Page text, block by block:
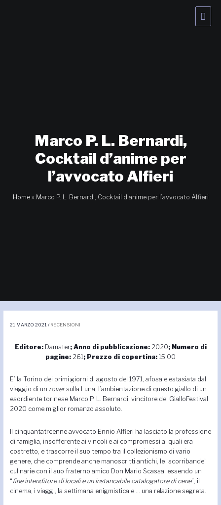
Marco P. L. Bernardi,
Cocktail d’anime per
l’avvocato Alfieri
Home » Marco P. L. Bernardi, Cocktail d’anime per l’avvocato Alfieri
21 MARZO 2021 / RECENSIONI
Editore: Damster; Anno di pubblicazione: 2020; Numero di
pagine: 261 ; Prezzo di copertina: 15,00
E’ la Torino dei primi giorni di agosto del 1971, afosa e estasiata dal
viaggio di un roversulla Luna, l’ambientazione di questo giallo di un
esordiente torinese Marco P. L. Bernardi, vincitore del GialloFestival
2020 come miglior romanzo assoluto.
Il cinquantatreenne avvocato Ennio Alfieri ha lasciato la professione
di famiglia, insofferente ai vincoli e ai compromessi ai quali era
costretto, e trascorre il suo tempo tra il collezionismo di vario
genere, che comprende anche manoscritti antichi, le ”scorribande”
culinarie con il suo fraterno amico Don Mario Scassa, essendo un
“ fine intenditore di locali e un instancabile catalogatore di cene”, il
cinema, i viaggi, la settimana enigmistica e … una relazione segreta.
articoli